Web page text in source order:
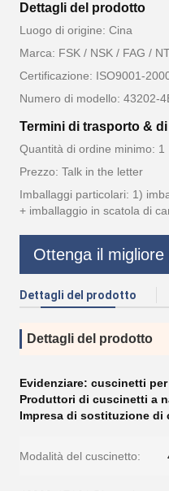
Dettagli del prodotto
Luogo di origine: Cina
Marca: FSK / NSK / FAG /
Certificazione: ISO9001-
Numero di modello: 43202-
Termini di trasporto &
Quantità di ordine minimo: 1
Prezzo: Talk in the letter
Imballaggi particolari: 1)
+ imballaggio in scatola di
Ottenga il migliore
Dettagli del prodotto
Dettagli del prodotto
Evidenziare: cuscinetti
Produttori di cuscinetti a
Impresa di sostituzione di
Modalità del cuscinetto: